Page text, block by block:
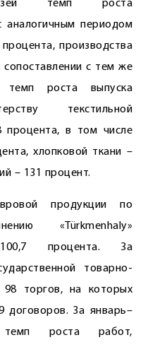
темп роста
аналогичным периодом
производства
с тем же
темп роста выпуска
текстильной
процента, в том числе
хлопковой ткани –
– 131 процент.
продукции по
«Türkmenhaly»
процента. За
товарно-
торгов, на которых
договоров. За январь–
роста работ,